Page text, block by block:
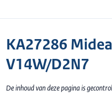
KA27286
V14W/D2N7
De inhoud van deze pagina is